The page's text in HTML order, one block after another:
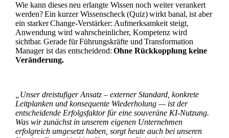
Wie kann dieses neu erlangte Wissen noch weiter verankert
werden? Ein kurzer Wissenscheck (Quiz) wirkt banal, ist aber
ein starker Change-Verstärker: Aufmerksamkeit steigt,
Anwendung wird wahrscheinlicher, Kompetenz wird
sichtbar. Gerade für Führungskräfte und Transformation
Manager ist das entscheidend:Ohne Rückkopplung keine
Veränderung.
„Unser dreistufiger Ansatz – externer Standard, konkrete
Leitplanken und konsequente Wiederholung — ist der
entscheidende Erfolgsfaktor für eine souveräne KI-Nutzung.
Was wir zunächst in unserem eigenen Unternehmen
erfolgreich umgesetzt haben, sorgt heute auch bei unseren